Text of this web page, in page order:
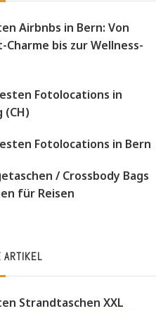
Airbnbs in Bern: Von
bis zur Wellness-
Fotolocations in
(CH)
Fotolocations in Bern
/ Crossbody Bags
für Reisen
ARTIKEL
Strandtaschen XXL